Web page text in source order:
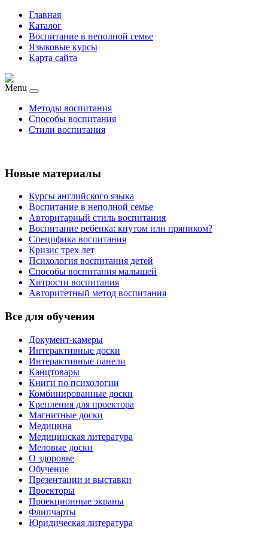
Главная
Каталог
Воспитание в неполной семье
Языковые курсы
Карта сайта
Menu
Методы воспитания
Способы воспитания
Стили воспитания
Новые материалы
Курсы английского языка
Воспитание в неполной семье
Авторитарный стиль воспитания
Воспитание ребенка: кнутом или пряником?
Специфика воспитания
Кризис трех лет
Психология воспитания детей
Способы воспитания малышей
Хитрости воспитания
Авторитетный метод воспитания
Все для обучения
Документ-камеры
Интерактивные доски
Интерактивные панели
Канцтовары
Книги по психологии
Комбинированные доски
Крепления для проектора
Магнитные доски
Медицина
Медицинская литература
Меловые доски
О здоровье
Обучение
Презентации и выставки
Проекторы
Проекционные экраны
Флипчарты
Юридическая литература